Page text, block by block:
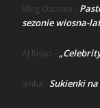
Blog Ozonee -
sezonie wiosna-
AJ Risso -
lenka - Sukienki